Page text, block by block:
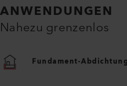
ANWENDUNGEN
Nahezu grenzenlos
Fundament-Abdichtung